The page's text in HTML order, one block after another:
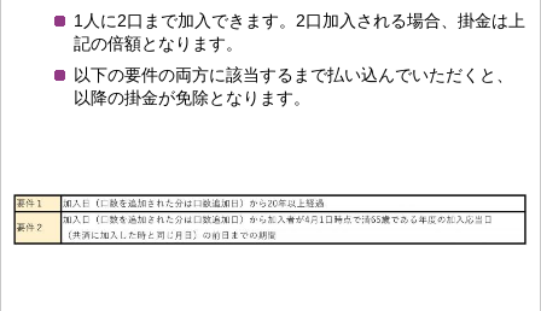
1人に2口まで加入できます。2口加入される場合、掛金は上
記の倍額となります。
以下の要件の両方に該当するまで払い込んでいただくと、
以降の掛金が免除となります。